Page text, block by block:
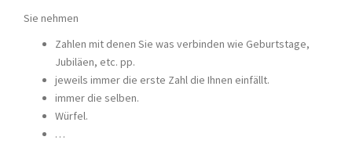
Sie nehmen
Zahlen mit denen Sie was verbinden wie Geburtstage,
Jubiläen, etc. pp.
jeweils immer die erste Zahl die Ihnen einfällt.
immer die selben.
Würfel.
…